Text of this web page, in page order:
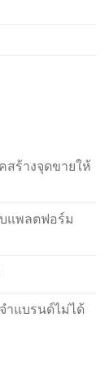
สร้างจุดขายให้
แพลตฟอร์ม
ำแบรนด์ไม่ได้